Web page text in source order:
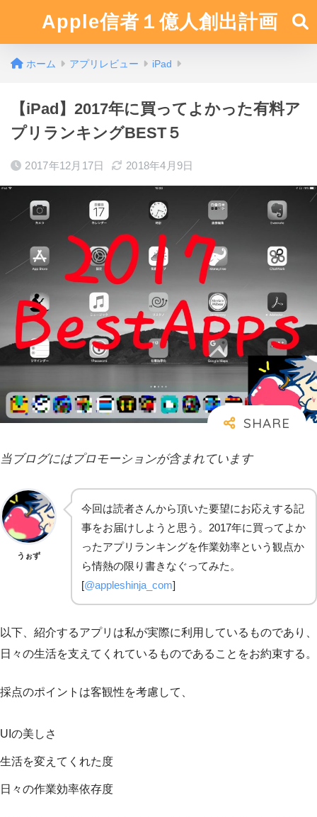
Apple信者１億人創出計画
ホーム アプリレビュー iPad
【iPad】2017年に買ってよかった有料ア
プリランキングBEST５
2017年12月17日 2018年4月9日
当ブログにはプロモーションが含まれています
うぉず
今回は読者さんから頂いた要望にお応えする記
事をお届けしようと思う。2017年に買ってよか
ったアプリランキングを作業効率という観点か
ら情熱の限り書きなぐってみた。
[@appleshinja_com]
以下、紹介するアプリは私が実際に利用しているものであり、
日々の生活を支えてくれているものであることをお約束する。
採点のポイントは客観性を考慮して、
UIの美しさ
生活を変えてくれた度
日々の作業効率依存度